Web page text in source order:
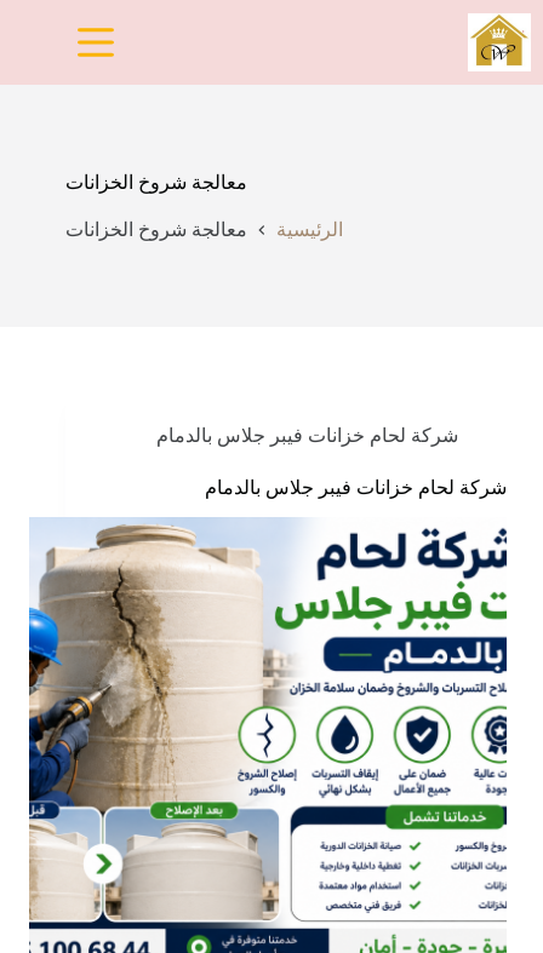
التجاوز
إلى
المحتوى
معالجة شروخ الخزانات
الرئيسية معالجة شروخ الخزانات
شركة لحام خزانات فيبر جلاس بالدمام
شركة لحام خزانات فيبر جلاس بالدمام